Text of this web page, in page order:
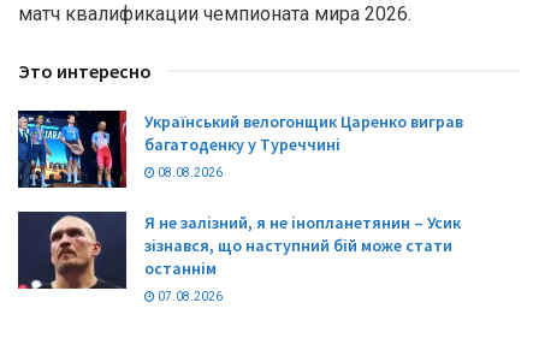
матч квалификации чемпионата мира 2026.
Это интересно
Український велогонщик Царенко виграв
багатоденку у Туреччині
08.08.2026
Я не залізний, я не інопланетянин – Усик
зізнався, що наступний бій може стати
останнім
07.08.2026